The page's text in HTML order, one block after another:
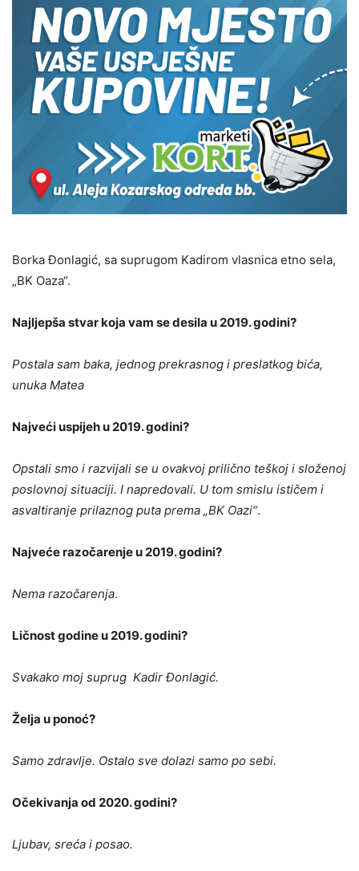
Borka Đonlagić, sa suprugom Kadirom vlasnica etno sela,
„BK Oaza“.
Najljepša stvar koja vam se desila u 2019. godini?
Postala sam baka, jednog prekrasnog i preslatkog bića,
unuka Matea
Najveći uspijeh u 2019. godini?
Opstali smo i razvijali se u ovakvoj prilično teškoj i složenoj
poslovnoj situaciji. I napredovali. U tom smislu ističem i
asvaltiranje prilaznog puta prema „BK Oazi“.
Najveće razočarenje u 2019. godini?
Nema razočarenja.
Ličnost godine u 2019. godini?
Svakako moj suprug Kadir Đonlagić.
Želja u ponoć?
Samo zdravlje. Ostalo sve dolazi samo po sebi.
Očekivanja od 2020. godini?
Ljubav, sreća i posao.